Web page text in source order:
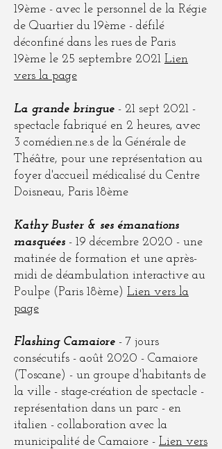
19ème - avec le personnel de la Régie
de Quartier du 19ème - défilé
déconfiné dans les rues de Paris
19ème le 25 septembre 2021 Lien
vers la page
La grande bringue - 21 sept 2021 -
spectacle fabriqué en 2 heures, avec
3 comédien.ne.s de la Générale de
Théâtre, pour une représentation au
foyer d'accueil médicalisé du Centre
Doisneau, Paris 18ème
Kathy Buster & ses émanations
masquées - 19 décembre 2020 - une
matinée de formation et une après-
midi de déambulation interactive au
Poulpe (Paris 18ème) Lien vers la
page
Flashing Camaiore - 7 jours
consécutifs - août 2020 - Camaiore
(Toscane) - un groupe d'habitants de
la ville - stage-création de spectacle -
représentation dans un parc - en
italien - collaboration avec la
municipalité de Camaiore - Lien vers